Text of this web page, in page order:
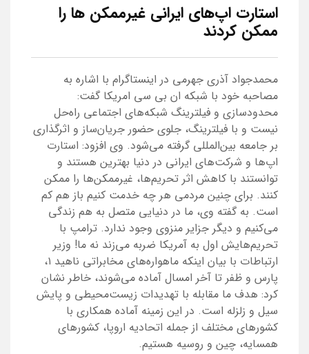
استارت اپ‌های ایرانی غیرممکن ها را
ممکن کردند
محمدجواد آذری جهرمی در اینستاگرام با اشاره به
مصاحبه خود با شبکه ان بی سی امریکا گفت:
محدودسازی و فیلترینگ شبکه‌های اجتماعی راه‌حل
نیست و با فیلترینگ، جلوی حضور جریان‌ساز و اثرگذاری
بر جامعه بین‌المللی گرفته می‌شود. وی افزود: استارت
اپ‌ها و شرکت‌های ایرانی در دنیا بهترین هستند و
توانستند با کاهش اثر تحریم‌ها، غیرممکن‌ها را ممکن
کنند. برای چنین مردمی هر چه خدمت کنیم باز هم کم
است. به گفته وی، ما در دنیایی متصل به هم زندگی
می‌کنیم و دیگر جزایر منزوی وجود ندارد. ترامپ با
تحریم‌هایش اول به آمریکا ضربه می‌زند نه ما! وزیر
ارتباطات با بیان اینکه ماهواره‌های مخابراتی ناهید ۱،
پارس و ظفر تا آخر امسال آماده می‌شوند، خاطر نشان
کرد: هدف ما مقابله با تهدیدات زیست‌محیطی و پایش
سیل و زلزله است. در این زمینه آماده همکاری با
کشورهای مختلف از جمله اتحادیه اروپا، کشورهای
همسایه، چین و روسیه هستیم.